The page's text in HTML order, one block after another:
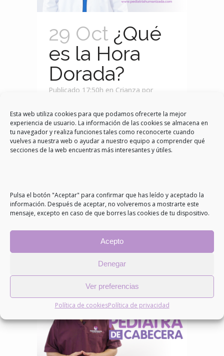
Esta web utiliza cookies para que podamos ofrecerte la mejor
experiencia de usuario. La información de las cookies se almacena en
tu navegador y realiza funciones tales como reconocerte cuando
vuelves a nuestra web o ayudar a nuestro equipo a comprender qué
secciones de la web encuentras más interesantes y útiles.
Pulsa el botón "Aceptar" para confirmar que has leído y aceptado la
información. Después de aceptar, no volveremos a mostrarte este
mensaje, excepto en caso de que borres las cookies de tu dispositivo.
Acepto
Denegar
Ver preferencias
Política de cookiesPolítica de privacidad
29 Oct ¿Qué
es la Hora
Dorada?
Publicado 17:50h en Crianza por
Share
La primera hora de vida es sagrada, 𝘦𝘭
𝘤𝘰𝘯𝘵𝘢𝘤𝘵𝘰 𝘗𝘪𝘦𝘭 𝘢 𝘗𝘪𝘦𝘭 al nacer es lo
papá....